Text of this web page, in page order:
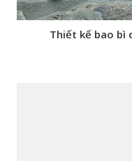
Thiết kế bao bì